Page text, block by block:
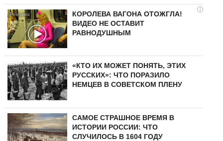
i
КОРОЛЕВА ВАГОНА ОТОЖГЛА!
ВИДЕО НЕ ОСТАВИТ
РАВНОДУШНЫМ
«КТО ИХ МОЖЕТ ПОНЯТЬ, ЭТИХ
РУССКИХ»: ЧТО ПОРАЗИЛО
НЕМЦЕВ В СОВЕТСКОМ ПЛЕНУ
САМОЕ СТРАШНОЕ ВРЕМЯ В
ИСТОРИИ РОССИИ: ЧТО
СЛУЧИЛОСЬ В 1604 ГОДУ